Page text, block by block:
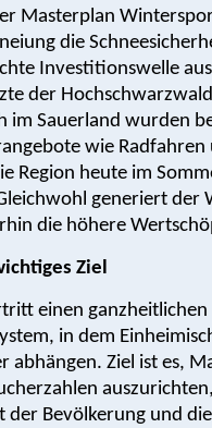
Masterplan
die
Investitionswelle
der
im Sauerland wurden
wie
Region heute im
generiert der
die höhere
Ziel
einen ganzheitlichen
in dem
abhängen. Ziel ist es,
der Bevölkerung und die